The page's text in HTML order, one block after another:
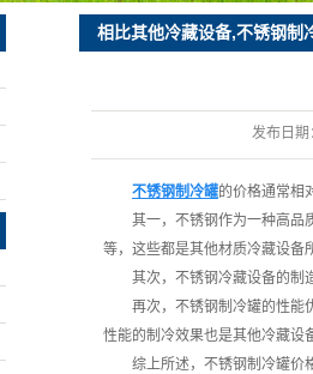
相比其他冷藏设备,不锈钢制
发布日期
不锈钢制冷罐的价格通常相
其一，不锈钢作为一种高品
等，这些都是其他材质冷藏设备
其次，不锈钢冷藏设备的制
再次，不锈钢制冷罐的性能
性能的制冷效果也是其他冷藏设
综上所述，不锈钢制冷罐价